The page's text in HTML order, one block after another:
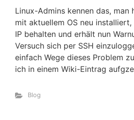
Linux-Admins kennen das, man
mit aktuellem OS neu installiert,
IP behalten und erhält nun
Versuch sich per SSH
einfach Wege dieses Problem
ich in einem Wiki-Eintrag
Blog